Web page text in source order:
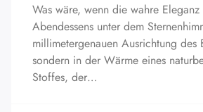
Was wäre, wenn die wahre Eleganz
Abendessens unter dem
millimetergenauen Ausrichtung des
sondern in der Wärme eines
Stoffes, der…